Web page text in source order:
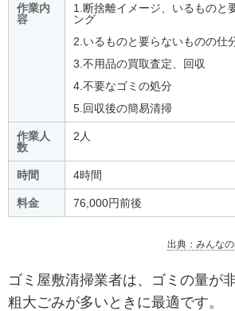
作業内
容
1.断捨離イメージ、いるものと
ング
2.いるものと要らないものの仕
3.不用品の買取査定、回収
4.不要なゴミの処分
5.回収後の簡易清掃
作業人
数
2人
時間 4時間
料金 76,000円前後
出典：みんな
ゴミ屋敷清掃業者は、ゴミの量が
粗大ごみが多いときに最適です。